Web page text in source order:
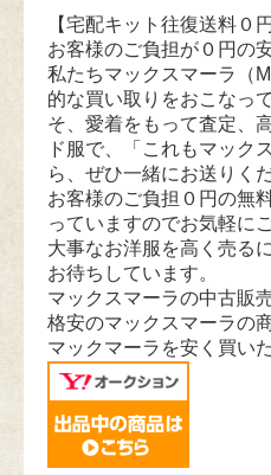
【宅配キット往復送料０
お客様のご負担が０円の
私たちマックスマーラ（
的な買い取りをおこなっ
そ、愛着をもって査定、
ド服で、「これもマック
ら、ぜひ一緒にお送りく
お客様のご負担０円の無
っていますのでお気軽に
大事なお洋服を高く売る
お待ちしています。
マックスマーラの中古販
格安のマックスマーラの
マックマーラを安く買い